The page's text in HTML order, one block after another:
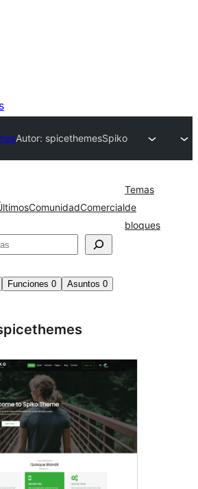
Autor: spicethemesSpiko
ComunidadComercial
Temas
de
bloques
Funciones 0 Asuntos 0